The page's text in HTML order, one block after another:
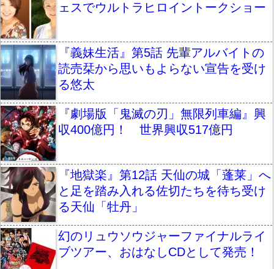
ェスでウルトラヒロイントークショー
『義妹生活』第5話 先輩アルバイトの
読売栞から思いもよらない宣告を受け
る悠太
『劇場版「鬼滅の刃」無限列車編』興
収400億円！ 世界興収517億円
『地獄楽』第12話 天仙の城「蓬莱」へ
と足を踏み入れる佐切たちを待ち受け
る天仙「牡丹」
幻のリュウソウジャーファイナルライ
ブツアー、おはなしCDとして発売！